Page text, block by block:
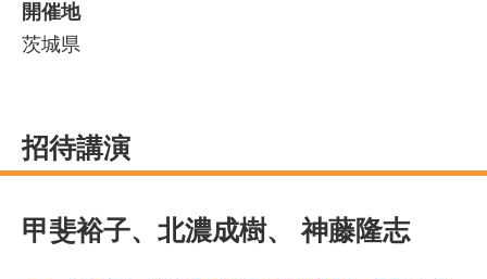
開催地
茨城県
招待講演
甲斐裕子、北濃成樹、 神藤隆志